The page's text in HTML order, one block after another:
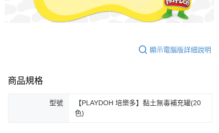
顯示電腦版詳細說明
商品規格
型號
【PLAYDOH 培樂多】黏土無毒補充罐(20
色)